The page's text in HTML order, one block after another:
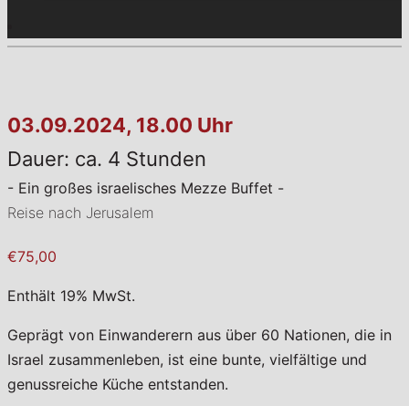
03.09.2024, 18.00 Uhr
Dauer: ca. 4 Stunden
- Ein großes israelisches Mezze Buffet -
Reise nach Jerusalem
€75,00
Enthält 19% MwSt.
Geprägt von Einwanderern aus über 60 Nationen, die in
Israel zusammenleben, ist eine bunte, vielfältige und
genussreiche Küche entstanden.